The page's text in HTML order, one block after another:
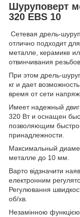
Шуруповерт
320 EBS 10
Сетевая дрель-
отлично подходит
металле, керамике
отвинчивания
При этом дрель-
кг и дает
время от сети
Имеет надежный
320 Вт и оснащен
позволяющим быстро
принадлежности.
Максимальный
металле до 10 мм.
Варто відзначити
електронним
Регулювання
об/хв.
Незамінною функцією